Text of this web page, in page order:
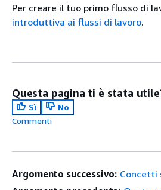
Per creare il tuo primo flusso di
introduttiva ai flussi di lavoro.
Questa pagina ti è stata
Sì
No
Commenti
Argomento successivo: Concetti